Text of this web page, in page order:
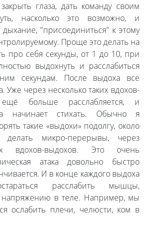
глаза, дать команду своим
насколько это возможно, и
дыхание, "присоединиться" к этому
Проще это делать на
про себя секунды, от 1 до 10, при
выдохнуть и расслабиться
секундам. После выдоха все
Уже через несколько таких вдохов-
больше расслабляется, и
начинает стихать. Обычно я
такие «выдохи» подолгу, около
микро-перерывы, через
вдохов-выдохов. Это очень
атака довольно быстро
И в конце каждого выдоха
расслабить мышцы,
напряжению в теле. Например, мы
ослабить плечи, челюсти, ком в